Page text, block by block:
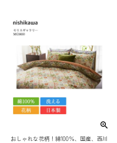
おしゃれな花柄！綿100％、国産、西川